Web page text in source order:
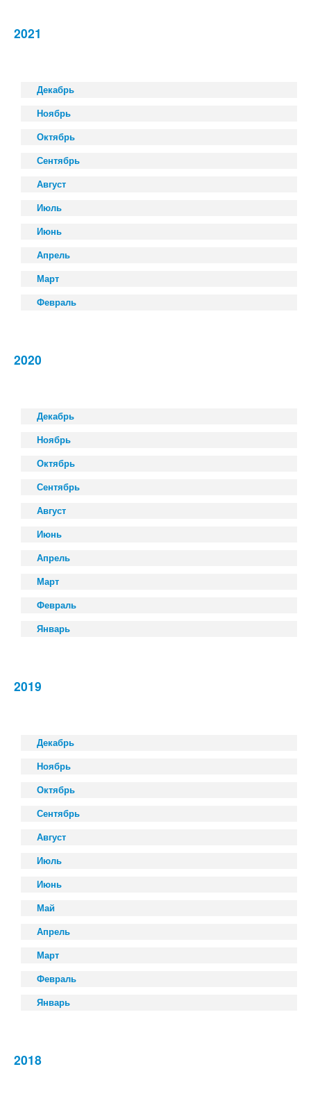
2021
Декабрь
Ноябрь
Октябрь
Сентябрь
Август
Июль
Июнь
Апрель
Март
Февраль
2020
Декабрь
Ноябрь
Октябрь
Сентябрь
Август
Июнь
Апрель
Март
Февраль
Январь
2019
Декабрь
Ноябрь
Октябрь
Сентябрь
Август
Июль
Июнь
Май
Апрель
Март
Февраль
Январь
2018